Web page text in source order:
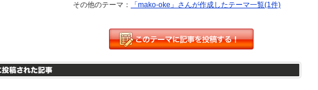
その他のテーマ：
「mako-oke」さんが作成したテーマ一覧(1件)